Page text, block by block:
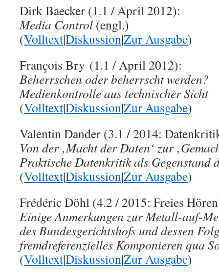
Dirk Baecker (1.1 / April 2012):
Media Control (engl.)
(Volltext|Diskussion|Zur Ausgabe)
François Bry (1.1 / April 2012):
Beherrschen oder beherrscht werden?
Medienkontrolle aus technischer Sicht
(Volltext|Diskussion|Zur Ausgabe)
Valentin Dander (3.1 / 2014:
Von der ‚Macht der Daten‘ zur
Praktische Datenkritik als Gegenstand
(Volltext|Diskussion|Zur Ausgabe)
Frédéric Döhl (4.2 / 2015: Freies
Einige Anmerkungen zur Metall-auf-
des Bundesgerichtshofs und dessen
fremdreferenzielles Komponieren qua
(Volltext|Diskussion|Zur Ausgabe)